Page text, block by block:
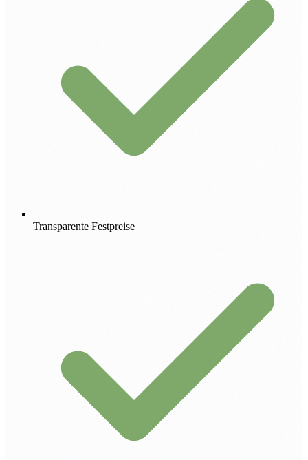
Transparente Festpreise